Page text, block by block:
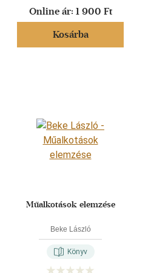
Online ár: 1 900 Ft
Kosárba
Műalkotások elemzése
Beke László
Könyv